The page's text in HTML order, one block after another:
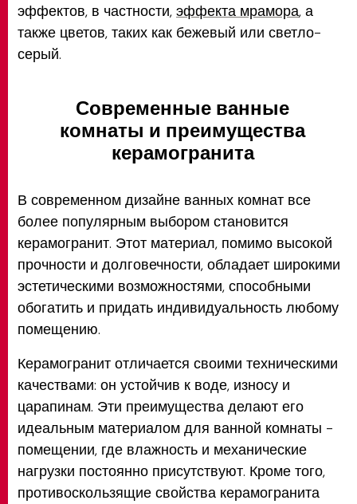
эффектов, в частности, эффекта мрамора, а
также цветов, таких как бежевый или светло-
серый.
Современные ванные
комнаты и преимущества
керамогранита
В современном дизайне ванных комнат все
более популярным выбором становится
керамогранит. Этот материал, помимо высокой
прочности и долговечности, обладает широкими
эстетическими возможностями, способными
обогатить и придать индивидуальность любому
помещению.
Керамогранит отличается своими техническими
качествами: он устойчив к воде, износу и
царапинам. Эти преимущества делают его
идеальным материалом для ванной комнаты -
помещении, где влажность и механические
нагрузки постоянно присутствуют. Кроме того,
противоскользящие свойства керамогранита